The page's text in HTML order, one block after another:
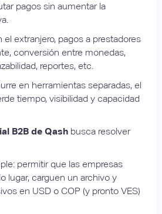
pagos sin aumentar la
extranjero, pagos a prestadores
conversión entre monedas,
reportes, etc.
en herramientas separadas, el
tiempo, visibilidad y capacidad
B2B de Qash busca resolver
permitir que las empresas
lugar, carguen un archivo y
en USD o COP (y pronto VES)